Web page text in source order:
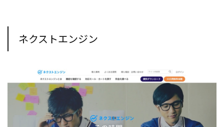
ネクストエンジン